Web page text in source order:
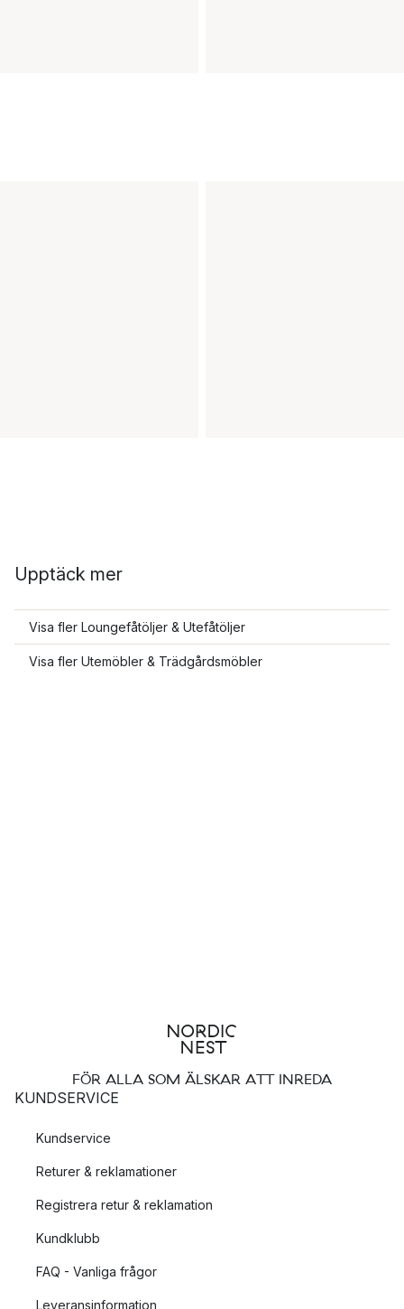
Upptäck mer
Visa fler Loungefåtöljer & Utefåtöljer
Visa fler Utemöbler & Trädgårdsmöbler
FÖR ALLA SOM ÄLSKAR ATT INREDA
KUNDSERVICE
Kundservice
Returer & reklamationer
Registrera retur & reklamation
Kundklubb
FAQ - Vanliga frågor
Leveransinformation